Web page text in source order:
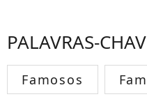
PALAVRAS-
Famosos